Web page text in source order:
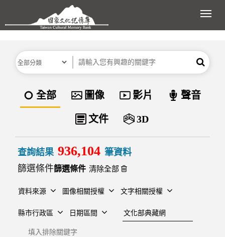
跳到主要內容區塊
展
分類 關鍵字 搜尋
資料類型
全部 圖像 影片 聲音
文件 3D
查詢結果 936,104 筆資料
篩選條件
清除全部
資料來源 圖像相關授權 文字相關授權
縣市行政區 日期區間
建檔單位
排除關鍵字